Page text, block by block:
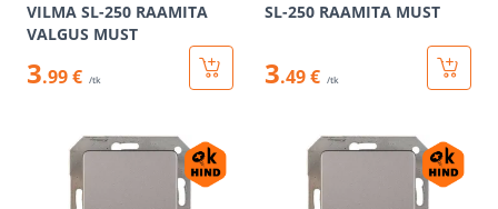
VILMA SL-250 RAAMITA
VALGUS MUST
3.99 € /tk
SL-250 RAAMITA MUST
3.49 € /tk